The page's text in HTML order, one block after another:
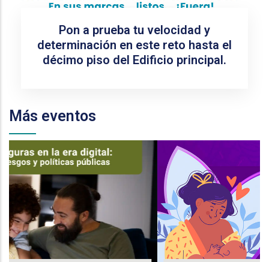
Pon a prueba tu velocidad y
determinación en este reto hasta el
décimo piso del Edificio principal.
Más eventos